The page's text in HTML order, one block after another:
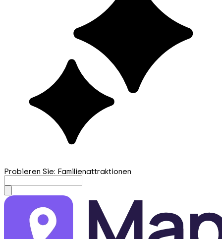
Probieren Sie: Familienattraktionen